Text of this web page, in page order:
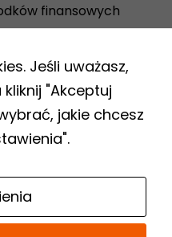
finansowych
realizacji
„Zakup i
Jeśli uważasz,
"Akceptuj
jakie chcesz